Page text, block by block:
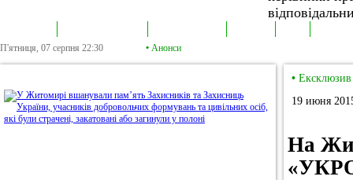
П'ятниця, 07 серпня 22:30 • Анонси
• Ексклюзив
19 июня
На